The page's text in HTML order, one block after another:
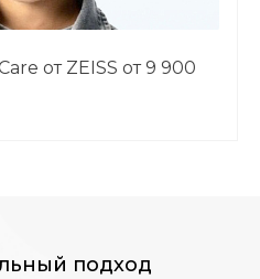
от ZEISS от 9 900
подход